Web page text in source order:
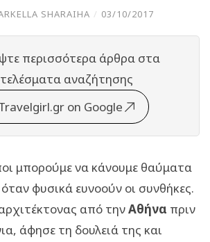
SHARAIHA / 03/10/2017
περισσότερα άρθρα στα
αναζήτησης
on Google
μπορούμε να κάνουμε θαύματα
φυσικά ευνοούν οι συνθήκες.
από τηνΑθήνα πριν
άφησε τη δουλειά της και